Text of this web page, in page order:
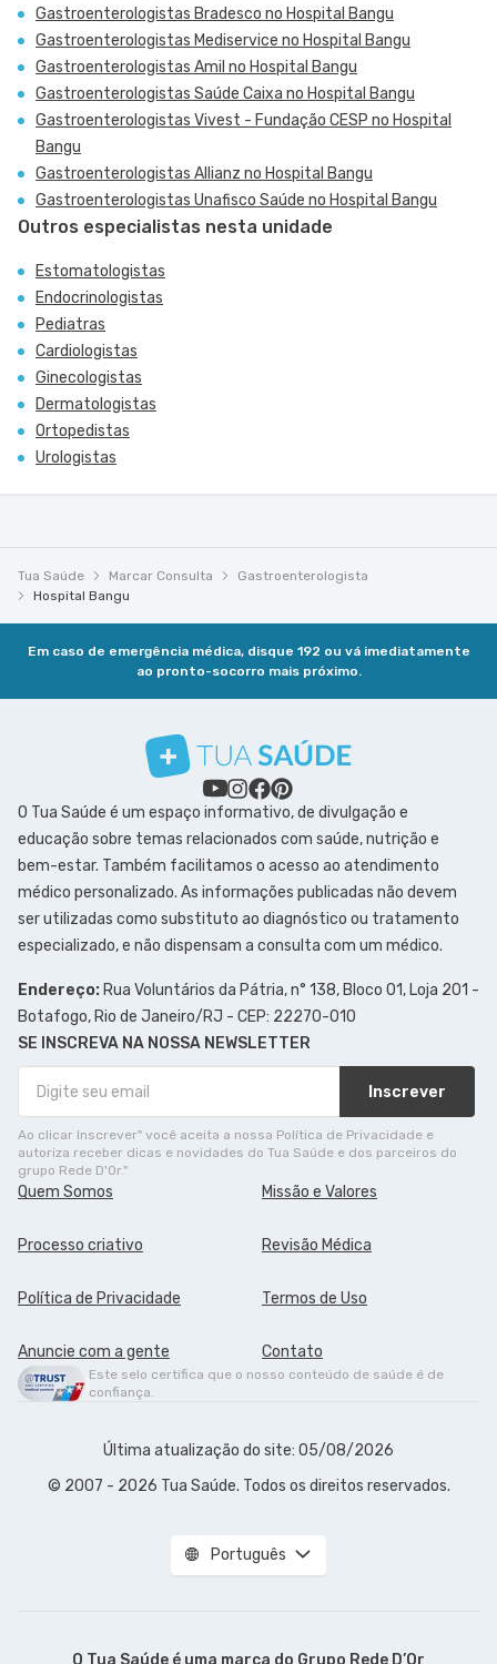
Gastroenterologistas Bradesco no Hospital Bangu
Gastroenterologistas Mediservice no Hospital Bangu
Gastroenterologistas Amil no Hospital Bangu
Gastroenterologistas Saúde Caixa no Hospital Bangu
Gastroenterologistas Vivest - Fundação CESP no Hospital
Bangu
Gastroenterologistas Allianz no Hospital Bangu
Gastroenterologistas Unafisco Saúde no Hospital Bangu
Outros especialistas nesta unidade
Estomatologistas
Endocrinologistas
Pediatras
Cardiologistas
Ginecologistas
Dermatologistas
Ortopedistas
Urologistas
Tua Saúde Marcar Consulta
Gastroenterologista
Hospital Bangu
Em caso de emergência médica, disque 192 ou vá imediatamente
ao pronto-socorro mais próximo.
O Tua Saúde é um espaço informativo, de divulgação e
educação sobre temas relacionados com saúde, nutrição e
bem-estar. Também facilitamos o acesso ao atendimento
médico personalizado. As informações publicadas não devem
ser utilizadas como substituto ao diagnóstico ou tratamento
especializado, e não dispensam a consulta com um médico.
Endereço: Rua Voluntários da Pátria, n° 138, Bloco 01, Loja 201 -
Botafogo, Rio de Janeiro/RJ - CEP: 22270-010
SE INSCREVA NA NOSSA NEWSLETTER
Inscrever
Ao clicar Inscrever" você aceita a nossa Política de Privacidade e
autoriza receber dicas e novidades do Tua Saúde e dos parceiros do
grupo Rede D'Or."
Quem Somos Missão e Valores
Processo criativo Revisão Médica
Política de Privacidade Termos de Uso
Anuncie com a gente Contato
Este selo certifica que o nosso conteúdo de saúde é de
confiança.
Última atualização do site: 05/08/2026
© 2007 - 2026 Tua Saúde. Todos os direitos reservados.
Português
O Tua Saúde é uma marca do Grupo Rede D’Or